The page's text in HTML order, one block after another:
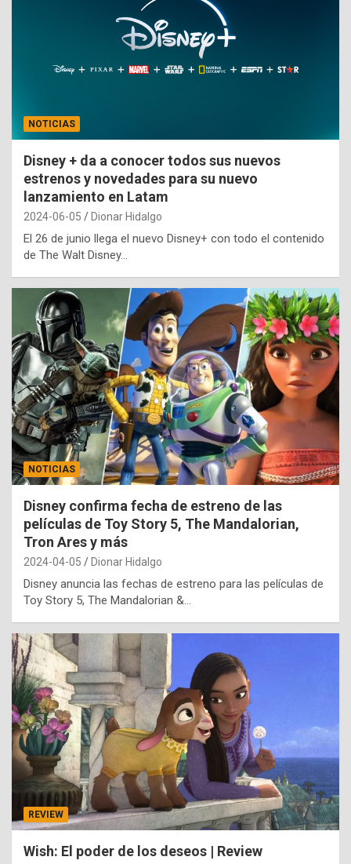
NOTICIAS
Disney + da a conocer todos sus nuevos
estrenos y novedades para su nuevo
lanzamiento en Latam
2024-06-05 Dionar Hidalgo
El 26 de junio llega el nuevo Disney+ con todo el contenido
de The Walt Disney…
NOTICIAS
Disney confirma fecha de estreno de las
películas de Toy Story 5, The Mandalorian,
Tron Ares y más
2024-04-05 Dionar Hidalgo
Disney anuncia las fechas de estreno para las películas de
Toy Story 5, The Mandalorian &…
REVIEW
Wish: El poder de los deseos | Review